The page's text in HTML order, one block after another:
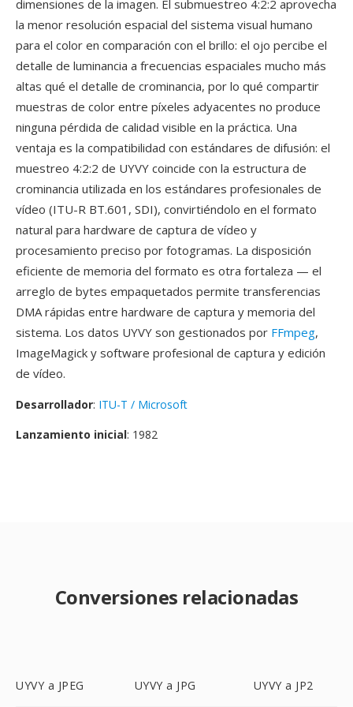
dimensiones de la imagen. El submuestreo 4:2:2 aprovecha
la menor resolución espacial del sistema visual humano
para el color en comparación con el brillo: el ojo percibe el
detalle de luminancia a frecuencias espaciales mucho más
altas qué el detalle de crominancia, por lo qué compartir
muestras de color entre píxeles adyacentes no produce
ninguna pérdida de calidad visible en la práctica. Una
ventaja es la compatibilidad con estándares de difusión: el
muestreo 4:2:2 de UYVY coincide con la estructura de
crominancia utilizada en los estándares profesionales de
vídeo (ITU-R BT.601, SDI), convirtiéndolo en el formato
natural para hardware de captura de vídeo y
procesamiento preciso por fotogramas. La disposición
eficiente de memoria del formato es otra fortaleza — el
arreglo de bytes empaquetados permite transferencias
DMA rápidas entre hardware de captura y memoria del
sistema. Los datos UYVY son gestionados por FFmpeg,
ImageMagick y software profesional de captura y edición
de vídeo.
Desarrollador: ITU-T / Microsoft
Lanzamiento inicial: 1982
Conversiones relacionadas
UYVY a JPEG UYVY a JPG UYVY a JP2